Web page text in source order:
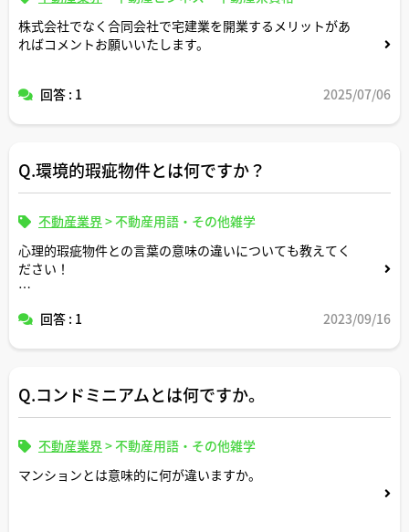
株式会社でなく合同会社で宅建業を開業するメリットがあ
ればコメントお願いいたします。
回答 : 1 2025/07/06
Q.環境的瑕疵物件とは何ですか？
不動産業界>不動産用語・その他雑学
心理的瑕疵物件との言葉の意味の違いについても教えてく
ださい！
回答 : 1 2023/09/16
Q.コンドミニアムとは何ですか。
不動産業界>不動産用語・その他雑学
マンションとは意味的に何が違いますか。